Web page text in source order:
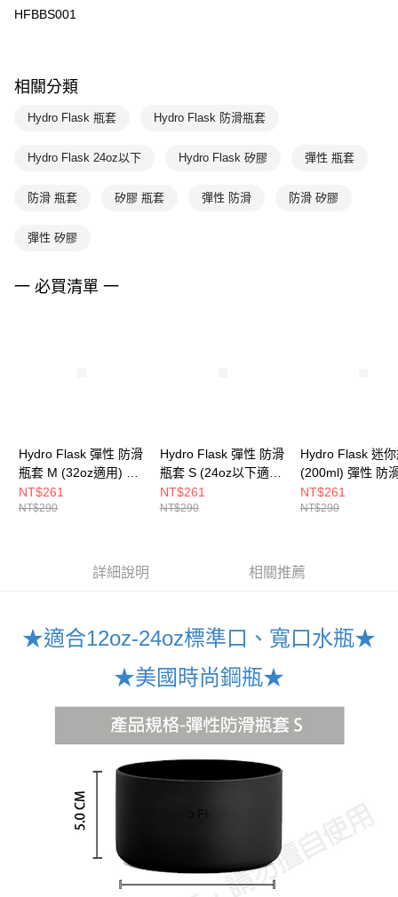
HFBBS001
相關分類
Hydro Flask 瓶套 Hydro Flask 防滑瓶套
Hydro Flask 24oz以下 Hydro Flask 矽膠 彈性 瓶套
防滑 瓶套 矽膠 瓶套 彈性 防滑 防滑 矽膠
彈性 矽膠
一 必買清單 一
Hydro Flask 彈性 防滑
瓶套 M (32oz適用) 時
尚黑
NT$261
NT$290
Hydro Flask 彈性 防滑
瓶套 S (24oz以下適用)
鐵灰
NT$261
NT$290
Hydro Flask 迷
(200ml) 彈性 防
套 時尚黑
NT$261
NT$290
詳細說明 相關推薦
★適合12oz-24oz標準口、寬口水瓶★
★美國時尚鋼瓶★